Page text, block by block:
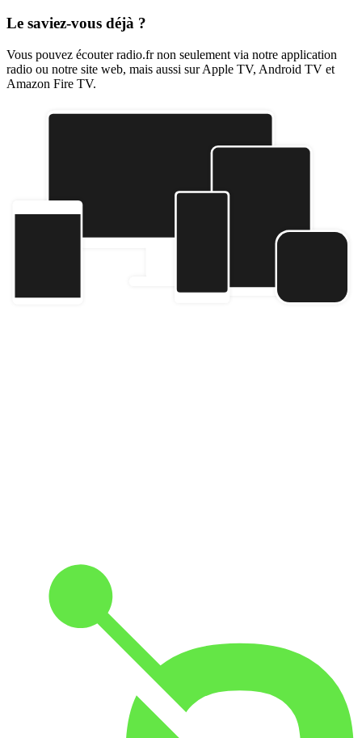
Le saviez-vous déjà ?
Vous pouvez écouter radio.fr non seulement via notre application
radio ou notre site web, mais aussi sur Apple TV, Android TV et
Amazon Fire TV.